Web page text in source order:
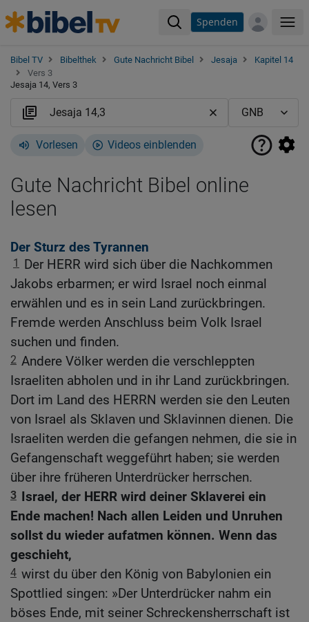
Spenden
Bibel TV Bibelthek Gute Nachricht Bibel Jesaja
Kapitel 14
Vers 3
Jesaja 14, Vers 3
Vorlesen Videos einblenden
Gute Nachricht Bibel online
lesen
Der Sturz des Tyrannen
1
Der HERR wird sich über die Nachkommen
Jakobs erbarmen; er wird Israel noch einmal
erwählen und es in sein Land zurückbringen.
Fremde werden Anschluss beim Volk Israel
suchen und finden.
2 Andere Völker werden die verschleppten
Israeliten abholen und in ihr Land zurückbringen.
Dort im Land des HERRN werden sie den Leuten
von Israel als Sklaven und Sklavinnen dienen. Die
Israeliten werden die gefangen nehmen, die sie in
Gefangenschaft weggeführt haben; sie werden
über ihre früheren Unterdrücker herrschen.
3 Israel, der HERR wird deiner Sklaverei ein
Ende machen! Nach allen Leiden und Unruhen
sollst du wieder aufatmen können. Wenn das
geschieht,
4 wirst du über den König von Babylonien ein
Spottlied singen: »Der Unterdrücker nahm ein
böses Ende, mit seiner Schreckensherrschaft ist